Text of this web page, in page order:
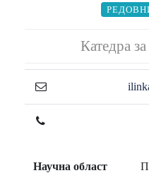
Катедра
Научна област